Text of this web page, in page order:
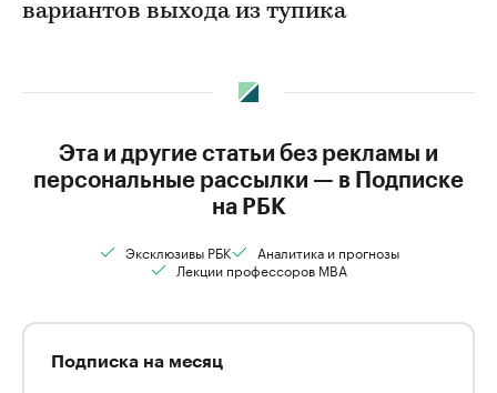
вариантов выхода из тупика
Эта и другие статьи без рекламы и
персональные рассылки — в Подписке
на РБК
Эксклюзивы РБК
Аналитика и прогнозы
Лекции профессоров MBA
Подписка на месяц